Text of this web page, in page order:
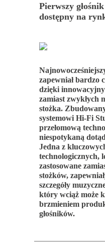
Pierwszy
dostępny na
zapewniał bardzo
dzięki
zamiast zwykłych
stożka.
systemowi Hi-Fi
przełomową
niespotykaną
Jedna z
technologicznych,
zastosowane
stożków,
szczegóły
który wciąż może
brzmieniem
głośników.